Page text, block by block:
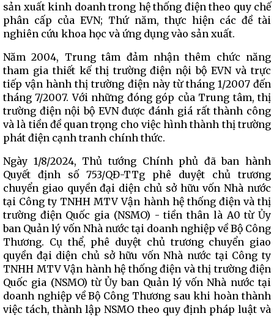
sản xuất kinh doanh trong hệ thống điện theo quy chế
phân cấp của EVN; Thứ năm, thực hiện các đề tài
nghiên cứu khoa học và ứng dụng vào sản xuất.
Năm 2004, Trung tâm đảm nhận thêm chức năng
tham gia thiết kế thị trường điện nội bộ EVN và trực
tiếp vận hành thị trường điện này từ tháng 1/2007 đến
tháng 7/2007. Với những đóng góp của Trung tâm, thị
trường điện nội bộ EVN được đánh giá rất thành công
và là tiền đề quan trọng cho việc hình thành thị trường
phát điện cạnh tranh chính thức.
Ngày 1/8/2024, Thủ tướng Chính phủ đã ban hành
Quyết định số 753/QĐ-TTg phê duyệt chủ trương
chuyển giao quyền đại diện chủ sở hữu vốn Nhà nước
tại Công ty TNHH MTV Vận hành hệ thống điện và thị
trường điện Quốc gia (NSMO) - tiền thân là A0 từ Ủy
ban Quản lý vốn Nhà nước tại doanh nghiệp về Bộ Công
Thương. Cụ thể, phê duyệt chủ trương chuyển giao
quyền đại diện chủ sở hữu vốn Nhà nước tại Công ty
TNHH MTV Vận hành hệ thống điện và thị trường điện
Quốc gia (NSMO) từ Ủy ban Quản lý vốn Nhà nước tại
doanh nghiệp về Bộ Công Thương sau khi hoàn thành
việc tách, thành lập NSMO theo quy định pháp luật và